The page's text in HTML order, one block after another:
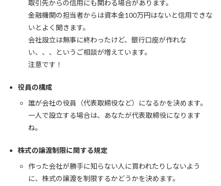
取引先からの信用にも関わる場合があります。
金融機関の担当者からは資本金100万円はないと信用できな
いとよく聞きます。
会社設立は無事に終わったけど、銀行口座が作れな
い、、、というご相談が増えています。
注意です！
役員の構成
誰が会社の役員（代表取締役など）になるかを決めます。
一人で設立する場合は、あなたが代表取締役になります
ね。
株式の譲渡制限に関する規定
作った会社が勝手に知らない人に買われたりしないよう
に、株式の譲渡を制限するかどうかを決めます。